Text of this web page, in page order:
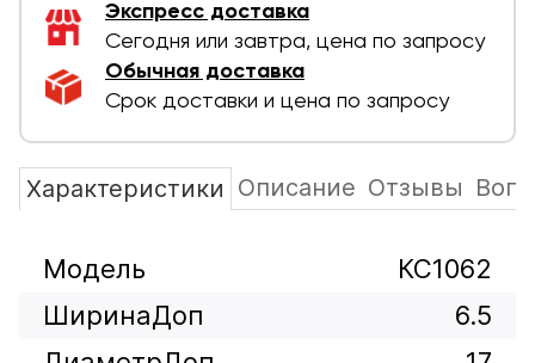
Экспресс доставка
Сегодня или завтра, цена по запросу
Обычная доставка
Срок доставки и цена по запросу
Характеристики Описание Отзывы
Модель
КС1062
ШиринаДоп
6.5